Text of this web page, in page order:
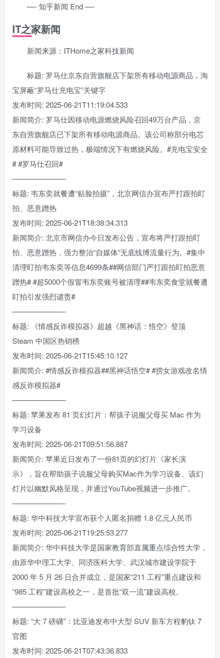
—- 知乎新闻 End —-
IT之家新闻
新闻来源：ITHome之家科技新闻
标题: 罗马仕京东自营旗舰店下架所有移动电源商品，淘
宝屏蔽“罗马仕充电宝”关键字
发布时间: 2025-06-21T11:19:04.533
新闻简介: 罗马仕因移动电源燃烧风险召回49万台产品，京
东自营旗舰店已下架所有移动电源商品。该公司称部分电芯
原材料可能导致过热，极端情况下有燃烧风险。#充电宝安全
# #罗马仕召回#
———————-
标题: 韦东奕就餐遭“贴脸拍摄”，北京网信办宣布严打跟拍盯
拍、恶意蹭热
发布时间: 2025-06-21T18:38:34.313
新闻简介: 北京市网信办今日发布公告，宣布将严打跟拍盯
拍、恶意蹭热，强力整治“自媒体”无底线博流量行为。#集中
清理盯拍韦东奕等信息4699条##网信部门严打跟拍盯拍恶意
蹭热# #超5000个假冒韦东奕账号被清理##韦东奕食堂就餐遭
盯拍引发强烈谴责#
———————-
标题: 《情感反诈模拟器》超越《黑神话：悟空》登顶
Steam 中国区热销榜
发布时间: 2025-06-21T15:45:10.127
新闻简介: #情感反诈模拟器##黑神话悟空# #捞女游戏改名情
感反诈模拟器#
———————-
标题: 苹果发布 81 页幻灯片：帮孩子说服父母买 Mac 作为
学习设备
发布时间: 2025-06-21T09:51:56.887
新闻简介: 苹果近日发布了一份81页的幻灯片《家长演
示》，旨在帮助孩子说服父母购买Mac作为学习设备。该幻
灯片以幽默风格呈现，并通过YouTube视频进一步推广。
———————-
标题: 华中科技大学宣布获个人匿名捐赠 1.8 亿元人民币
发布时间: 2025-06-21T19:25:53.277
新闻简介: 华中科技大学是国家教育部直属重点综合性大学，
由原华中理工大学、同济医科大学、武汉城市建设学院于
2000 年 5 月 26 日合并成立，是国家“211 工程”重点建设和
“985 工程”建设高校之一，是首批“双一流”建设高校。
———————-
标题: “大 7 磅礴”：比亚迪发布中大型 SUV 新车方程豹钛 7
官图
发布时间: 2025-06-21T07:43:36.833